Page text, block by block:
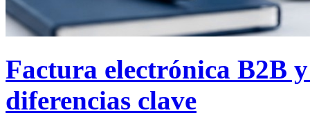
Factura electrónica B2B
diferencias clave